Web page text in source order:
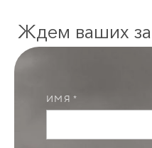
Ждем ваших
ИМЯ *